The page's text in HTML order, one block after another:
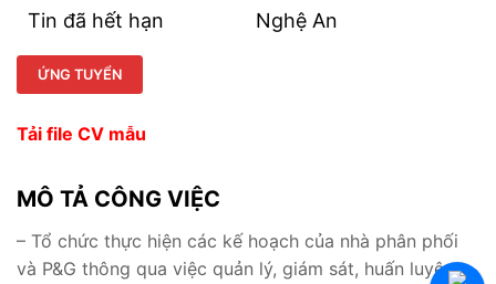
Chi Nhánh
Phòng Ban
Đối Tác Nhà Cung Cấp
Bản Tin Nội Bộ
Góc nghề nghiệp
TUYỂN DỤNG
Tin Tuyển Dụng
Tuyển Thực Tập Sinh
LIÊN HỆ
Tin đã hết hạn
Nghệ An
ỨNG TUYỂN
Tải file CV mẫu
MÔ TẢ CÔNG VIỆC
– Tổ chức thực hiện các kế hoạch của nhà phân phối
và P&G thông qua việc quản lý, giám sát, huấn luyện,